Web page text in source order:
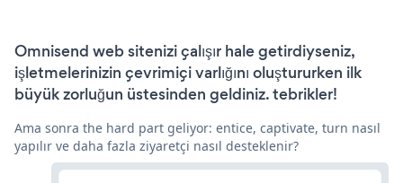
Omnisend web sitenizi çalışır hale getirdiyseniz,
işletmelerinizin çevrimiçi varlığını oluştururken ilk
büyük zorluğun üstesinden geldiniz. tebrikler!
Ama sonra the hard part geliyor: entice, captivate, turn nasıl
yapılır ve daha fazla ziyaretçi nasıl desteklenir?